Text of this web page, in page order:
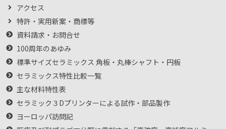
アクセス
特許・実用新案・商標等
資料請求・お問合せ
100周年のあゆみ
標準サイズセラミックス 角板・丸棒シャフト・円板
セラミックス特性比較一覧
主な材料特性表
セラミック３Dプリンターによる試作・部品製作
ヨーロッパ訪問記